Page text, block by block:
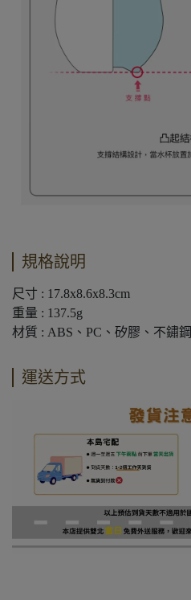
規格說明
尺寸 : 17.8x8.6x8.3cm
重量 : 137.5g
材質 : ABS、PC、矽膠、不鏽鋼
運送方式